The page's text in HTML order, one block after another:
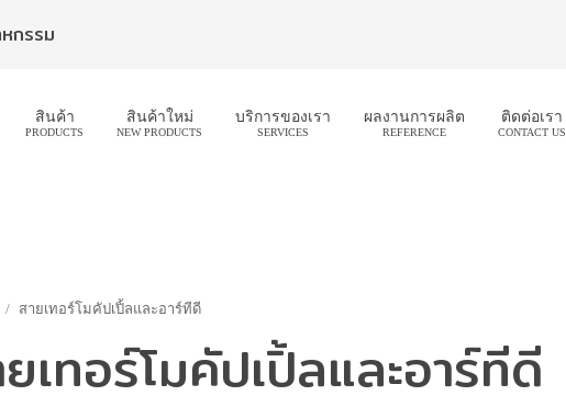
กรรม
สินค้า
PRODUCTS
สินค้าใหม่
NEW PRODUCTS
บริการของเรา
SERVICES
ผลงานการผลิต
REFERENCE
ติดต่อเรา
CONTACT US
สายเทอร์โมคัปเปิ้ลและอาร์ทีดี
เทอร์โมคัปเปิ้ลและอาร์ทีดี